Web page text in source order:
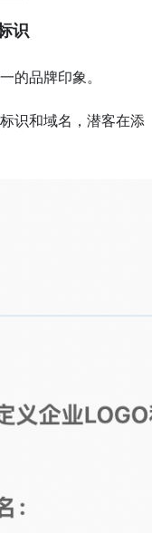
识
的品牌印象。
识和域名，潜客在添